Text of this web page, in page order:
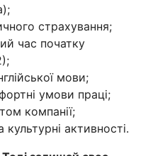
страхування;
час початку
мови;
умови праці;
компанії;
активності.